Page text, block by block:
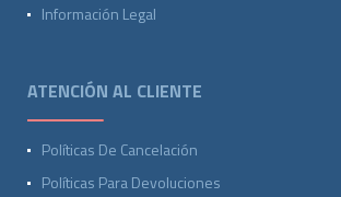
Información Legal
ATENCIÓN AL CLIENTE
Políticas De Cancelación
Políticas Para Devoluciones